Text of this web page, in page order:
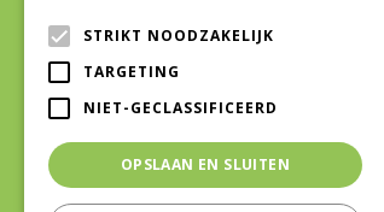
Algemene voorwaarden
Bezorgen & Retourneren
Veelgestelde vragen
STRIKT NOODZAKELIJK
TARGETING
NIET-GECLASSIFICEERD
OPSLAAN EN SLUITEN